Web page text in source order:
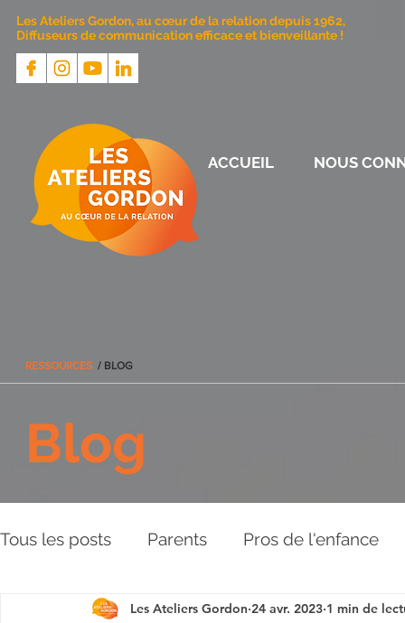
Les Ateliers Gordon, au cœur de la relation depuis 1962,
Diffuseurs de communication efficace et bienveillante !
RESSOURCES / BLOG
Blog
Tous les posts Parents Pros de l'enfance
Les Piliers de l'Approche Relations aux
Les Ateliers Gordon 24 avr. 2023 1 min de
ACCUEIL NOUS